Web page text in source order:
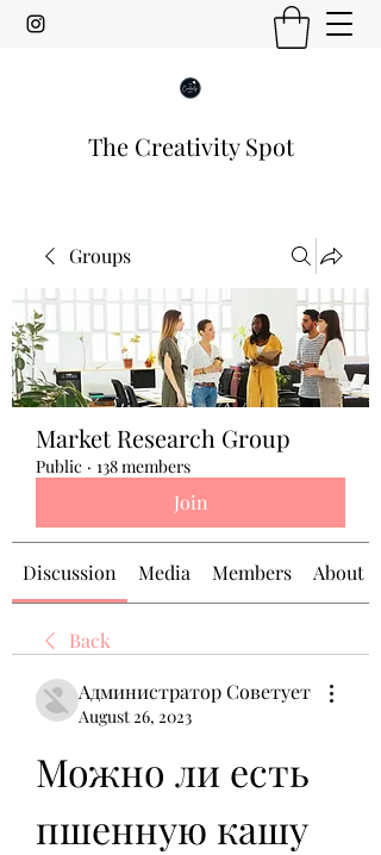
The Creativity Spot
Groups
Market Research Group
Public · 138 members
Join
Discussion Media Members About
Back
Администратор Советует
August 26, 2023
Можно ли есть
пшенную кашу